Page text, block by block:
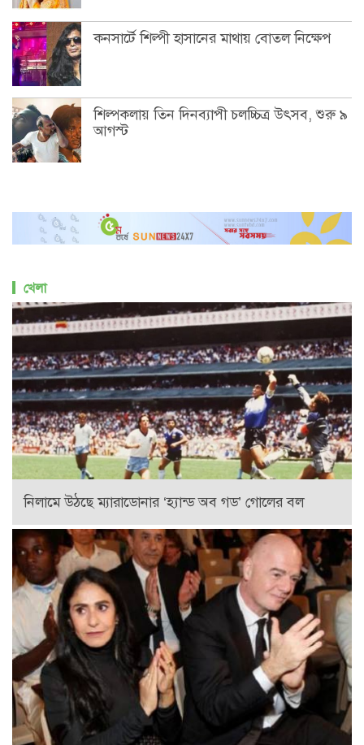
কনসার্টে শিল্পী হাসানের মাথায় বোতল নিক্ষেপ
শিল্পকলায় তিন দিনব্যাপী চলচ্চিত্র উৎসব, শুরু ৯
আগস্ট
খেলা
নিলামে উঠছে ম্যারাডোনার ‘হ্যান্ড অব গড’ গোলের বল